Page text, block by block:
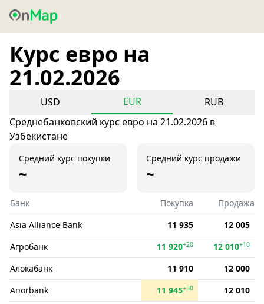
Курс евро на
21.02.2026
USD EUR
RUB
Среднебанковский курс евро на 21.02.2026 в
Узбекистане
Средний курс покупки
~
Средний курс продажи
~
Банк Покупка
Продажа
Asia Alliance Bank
11 935
12 005
Агробанк
11 920+20 12 010+10
Алокабанк 11 910
12 000
Anorbank
11 945+30
12 010